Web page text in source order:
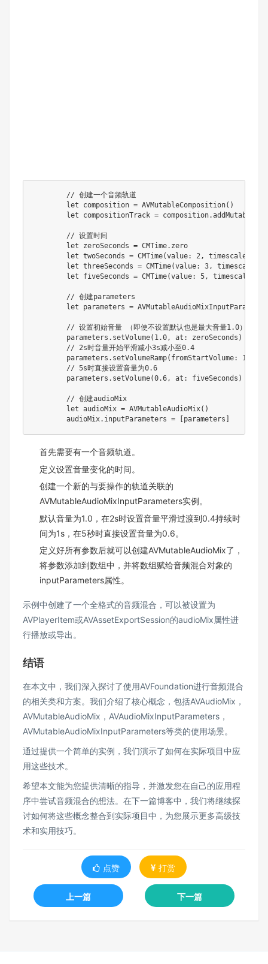
        // 创建一个音频轨道
        let composition = AVMutableComposition()
let compositionTrack =
        // 设置时间
        let zeroSeconds = CMTime.zero
        let twoSeconds = CMTime(value: 2, timescale: 1)
let threeSeconds = CMTime(value: 3, timescale:
        let fiveSeconds = CMTime(value: 5, timescale: 1)
        // 创建parameters
let parameters =
        // 设置初始音量 （即使不设置默认也是最大音量1.0）
        parameters.setVolume(1.0, at: zeroSeconds)
        // 2s时音量开始平滑减小3s减小至0.4
parameters.setVolumeRamp(fromStartVolume: 1.0,
        // 5s时直接设置音量为0.6
        parameters.setVolume(0.6, at: fiveSeconds)
        // 创建audioMix
        let audioMix = AVMutableAudioMix()
首先需要有一个音频轨道。
定义设置音量变化的时间。
创建一个新的与要操作的轨道关联的
AVMutableAudioMixInputParameters实例。
默认音量为1.0，在2s时设置音量平滑过渡到0.4持续时
间为1s，在5秒时直接设置音量为0.6。
定义好所有参数后就可以创建AVMutableAudioMix了，
将参数添加到数组中，并将数组赋给音频混合对象的
inputParameters属性。
示例中创建了一个全格式的音频混合，可以被设置为
AVPlayerItem或AVAssetExportSession的audioMix属性进
行播放或导出。
结语
在本文中，我们深入探讨了使用AVFoundation进行音频混合
的相关类和方案。我们介绍了核心概念，包括AVAudioMix，
AVMutableAudioMix，AVAudioMixInputParameters，
AVMutableAudioMixInputParameters等类的使用场景。
通过提供一个简单的实例，我们演示了如何在实际项目中应
用这些技术。
希望本文能为您提供清晰的指导，并激发您在自己的应用程
序中尝试音频混合的想法。在下一篇博客中，我们将继续探
讨如何将这些概念整合到实际项目中，为您展示更多高级技
术和实用技巧。
点赞 打赏
上一篇 下一篇